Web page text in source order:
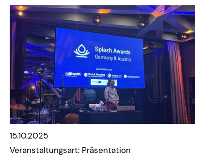
15.10.2025
Veranstaltungsart: Präsentation